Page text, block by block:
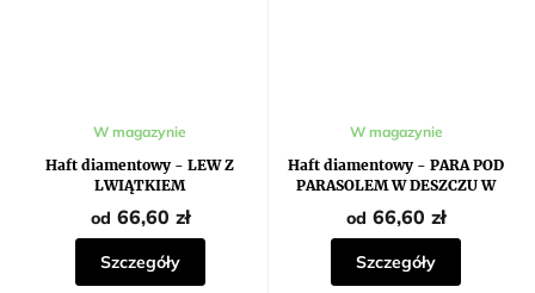
Haft diamentowy - LEW Z
LWIĄTKIEM
W magazynie
od 66,60 zł
Szczegóły
Haft diamentowy - PARA POD
PARASOLEM W DESZCZU W
W magazynie
od 66,60 zł
Szczegóły